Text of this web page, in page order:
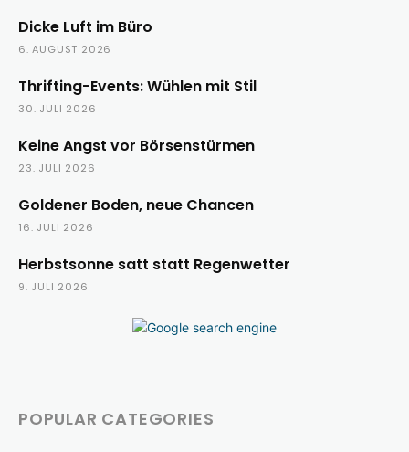
Dicke Luft im Büro
6. AUGUST 2026
Thrifting-Events: Wühlen mit Stil
30. JULI 2026
Keine Angst vor Börsenstürmen
23. JULI 2026
Goldener Boden, neue Chancen
16. JULI 2026
Herbstsonne satt statt Regenwetter
9. JULI 2026
POPULAR CATEGORIES